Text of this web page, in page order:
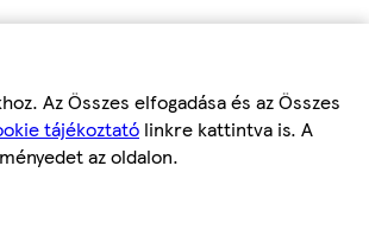
Az Összes elfogadása és az Összes
tájékoztató linkre kattintva is. A
az oldalon.